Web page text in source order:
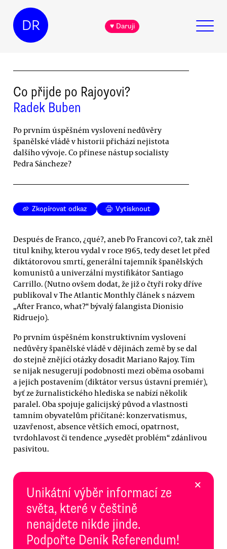
DR ♥ Daruji
Co přijde po Rajoyovi?
Radek Buben
Po prvním úspěšném vyslovení nedůvěry
španělské vládě v historii přichází nejistota
dalšího vývoje. Co přinese nástup socialisty
Pedra Sáncheze?
Zkopírovat odkaz Vytisknout
Después de Franco, ¿qué?, aneb Po Francovi co?, tak zněl
titul knihy, kterou vydal v roce 1965, tedy deset let před
diktátorovou smrtí, generální tajemník španělských
komunistů a univerzální mystifikátor Santiago
Carrillo. (Nutno ovšem dodat, že již o čtyři roky dříve
publikoval v The Atlantic Monthly článek s názvem
„After Franco, what?“ bývalý falangista Dionisio
Ridruejo).
Po prvním úspěšném konstruktivním vyslovení
nedůvěry španělské vládě v dějinách země by se dal
do stejně znějící otázky dosadit Mariano Rajoy. Tím
se nijak nesugerují podobnosti mezi oběma osobami
a jejich postavením (diktátor versus ústavní premiér),
byť ze žurnalistického hlediska se nabízí několik
paralel. Oba spojuje galicijský původ a vlastnosti
tamním obyvatelům přičítané: konzervatismus,
uzavřenost, absence větších emocí, opatrnost,
tvrdohlavost či tendence „vysedět problém“ zdánlivou
pasivitou.
Unikátní výběr informací ze
světa, které v češtině
nenajdete nikde jinde.
Podpořte Deník Referendum!
×